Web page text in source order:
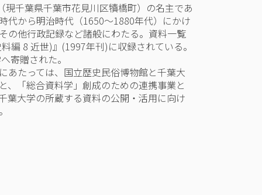
千葉県千葉市花見川区犢橋町）の名主であ
代から明治時代（1650～1880年代）にかけ
の他行政記録など諸般にわたる。資料一覧
編 8 近世)』(1997年刊)に収録されている。
寄贈された。
あたっては、国立歴史民俗博物館と千葉大
、「総合資料学」創成のための連携事業と
葉大学の所蔵する資料の公開・活用に向け